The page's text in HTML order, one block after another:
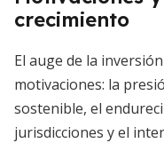
crecimiento
El auge de la
motivaciones: la
sostenible, el
jurisdicciones y el